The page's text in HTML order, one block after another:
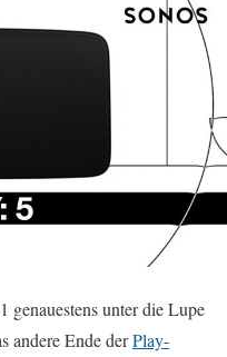
genauestens unter die Lupe
andere Ende derPlay-